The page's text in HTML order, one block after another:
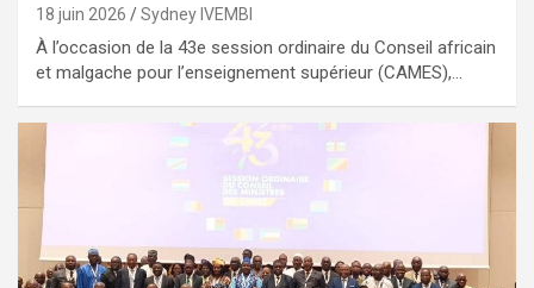
18 juin 2026 Sydney IVEMBI
À l’occasion de la 43e session ordinaire du Conseil africain
et malgache pour l’enseignement supérieur (CAMES),…